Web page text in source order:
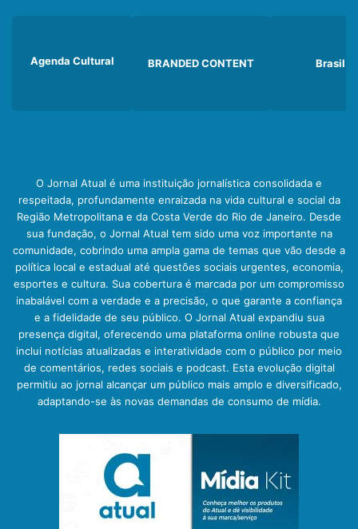
Agenda Cultural BRANDED CONTENT Brasil
O Jornal Atual é uma instituição jornalística consolidada e
respeitada, profundamente enraizada na vida cultural e social da
Região Metropolitana e da Costa Verde do Rio de Janeiro. Desde
sua fundação, o Jornal Atual tem sido uma voz importante na
comunidade, cobrindo uma ampla gama de temas que vão desde a
política local e estadual até questões sociais urgentes, economia,
esportes e cultura. Sua cobertura é marcada por um compromisso
inabalável com a verdade e a precisão, o que garante a confiança
e a fidelidade de seu público. O Jornal Atual expandiu sua
presença digital, oferecendo uma plataforma online robusta que
inclui notícias atualizadas e interatividade com o público por meio
de comentários, redes sociais e podcast. Esta evolução digital
permitiu ao jornal alcançar um público mais amplo e diversificado,
adaptando-se às novas demandas de consumo de mídia.